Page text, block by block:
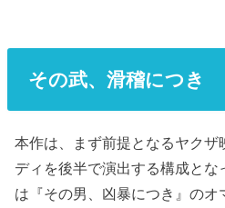
その武、滑稽につき
本作は、まず前提となるヤクザ
ディを後半で演出する構成と
は『その男、凶暴につき』のオ